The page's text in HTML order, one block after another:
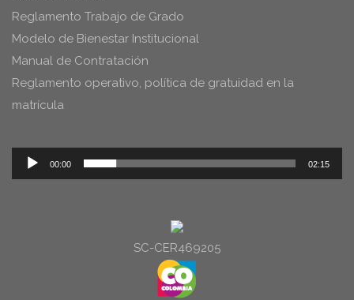
Reglamento Trabajo de Grado
Modelo de Bienestar Institucional
Manual de Contratación
Reglamento operativo, política de gratuidad en la
matrícula
Reproductor
de
00:00 02:15
SC-CER469205